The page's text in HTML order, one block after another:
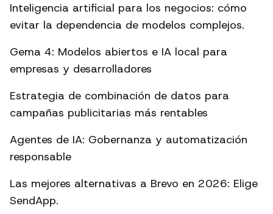
Inteligencia artificial para los negocios: cómo
evitar la dependencia de modelos complejos.
Gema 4: Modelos abiertos e IA local para
empresas y desarrolladores
Estrategia de combinación de datos para
campañas publicitarias más rentables
Agentes de IA: Gobernanza y automatización
responsable
Las mejores alternativas a Brevo en 2026: Elige
SendApp.